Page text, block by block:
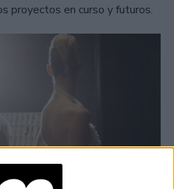
proyectos en curso y futuros.